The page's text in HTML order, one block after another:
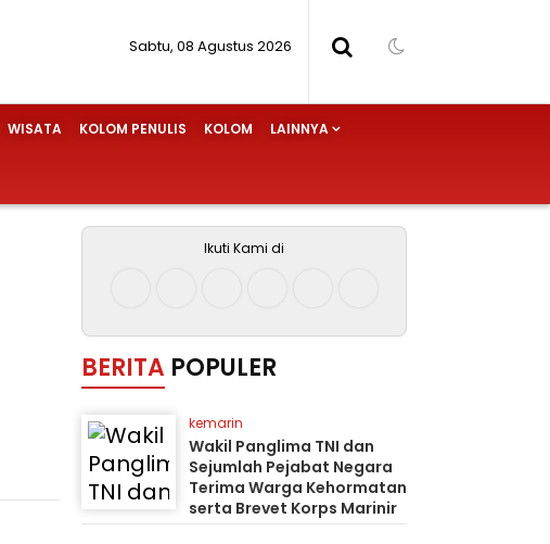
Sabtu, 08 Agustus 2026
WISATA KOLOM PENULIS KOLOM LAINNYA
Ikuti Kami di
BERITA POPULER
kemarin
Wakil Panglima TNI dan
Sejumlah Pejabat Negara
Terima Warga Kehormatan
serta Brevet Korps Marinir